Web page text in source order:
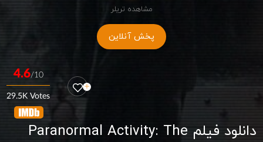
مشاهده تریلر
پخش آنلاین
4.6/10
29.5K Votes
دانلود فیلم Paranormal Activity: The